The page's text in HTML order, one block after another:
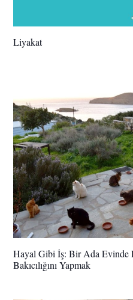
Liyakat
Hayal Gibi İş: Bir Ada Evinde
Bakıcılığını Yapmak